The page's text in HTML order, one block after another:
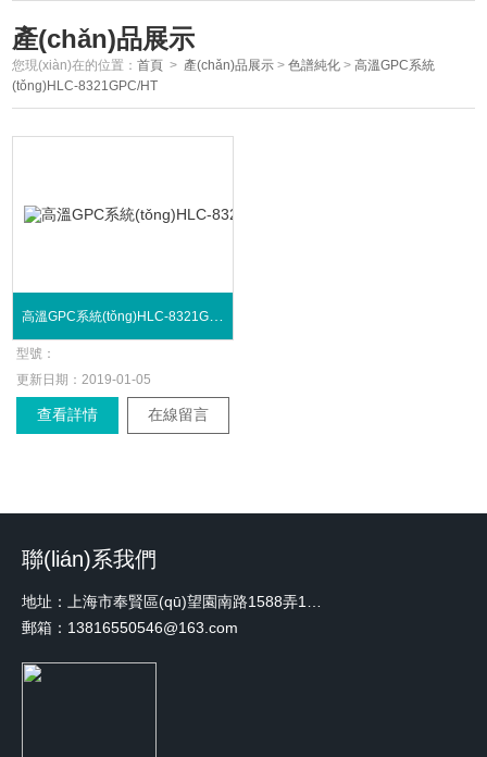
產(chǎn)品展示
您現(xiàn)在的位置：首頁 > 產(chǎn)品展示 >色譜純化 >高溫GPC系統
(tǒng)HLC-8321GPC/HT
高溫GPC系統(tǒng)HLC-8321GPC/HT 色譜
型號：
更新日期：2019-01-05
查看詳情 在線留言
聯(lián)系我們
郵箱：13816550546@163.com